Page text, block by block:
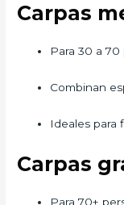
Carpas
Para 30 a 70
Combinan
Ideales para
Carpas
Para 70+